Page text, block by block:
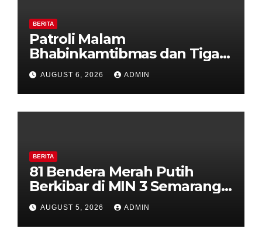
BERITA
Patroli Malam
Bhabinkamtibmas dan Tiga
Pilar Kelurahan Ungaran
Perkuat Kamtibmas, Warga
Diajak Aktifkan Ronda
AUGUST 6, 2026 ADMIN
BERITA
81 Bendera Merah Putih
Berkibar di MIN 3 Semarang,
Bhabinkamtibmas Desa
Timpik Hadiri Peringatan
HUT ke-81 Kemerdekaan RI
AUGUST 5, 2026 ADMIN